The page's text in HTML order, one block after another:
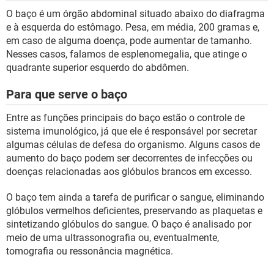
SEXUALIDADE
GLOSSÁRIO
O baço é um órgão abdominal situado abaixo do diafragma
e à esquerda do estômago. Pesa, em média, 200 gramas e,
em caso de alguma doença, pode aumentar de tamanho.
Nesses casos, falamos de esplenomegalia, que atinge o
quadrante superior esquerdo do abdômen.
Para que serve o baço
Entre as funções principais do baço estão o controle de
sistema imunológico, já que ele é responsável por secretar
algumas células de defesa do organismo. Alguns casos de
aumento do baço podem ser decorrentes de infecções ou
doenças relacionadas aos glóbulos brancos em excesso.
O baço tem ainda a tarefa de purificar o sangue, eliminando
glóbulos vermelhos deficientes, preservando as plaquetas e
sintetizando glóbulos do sangue. O baço é analisado por
meio de uma ultrassonografia ou, eventualmente,
tomografia ou ressonância magnética.